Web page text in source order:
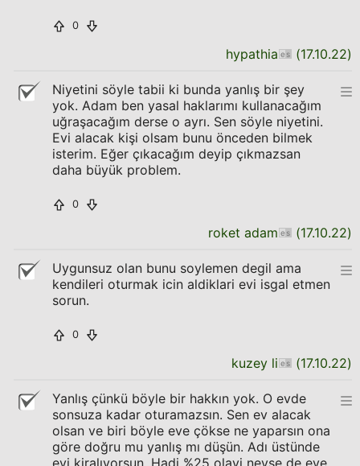
0
hypathia (17.10.22)
Niyetini söyle tabii ki bunda yanlış bir şey
yok. Adam ben yasal haklarımı kullanacağım
uğraşacağım derse o ayrı. Sen söyle niyetini.
Evi alacak kişi olsam bunu önceden bilmek
isterim. Eğer çıkacağım deyip çıkmazsan
daha büyük problem.
0
roket adam (17.10.22)
Uygunsuz olan bunu soylemen degil ama
kendileri oturmak icin aldiklari evi isgal etmen
sorun.
0
kuzey li (17.10.22)
Yanlış çünkü böyle bir hakkın yok. O evde
sonsuza kadar oturamazsın. Sen ev alacak
olsan ve biri böyle eve çökse ne yaparsın ona
göre doğru mu yanlış mı düşün. Adı üstünde
evi kiralıyorsun. Hadi %25 olayi neyse de eve